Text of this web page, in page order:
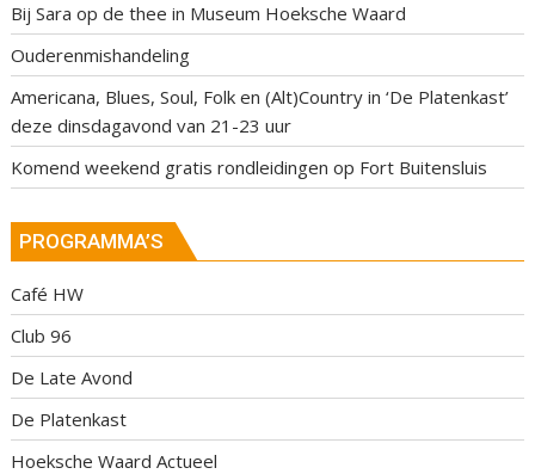
Bij Sara op de thee in Museum Hoeksche Waard
Ouderenmishandeling
Americana, Blues, Soul, Folk en (Alt)Country in ‘De Platenkast’
deze dinsdagavond van 21-23 uur
Komend weekend gratis rondleidingen op Fort Buitensluis
PROGRAMMA’S
Café HW
Club 96
De Late Avond
De Platenkast
Hoeksche Waard Actueel